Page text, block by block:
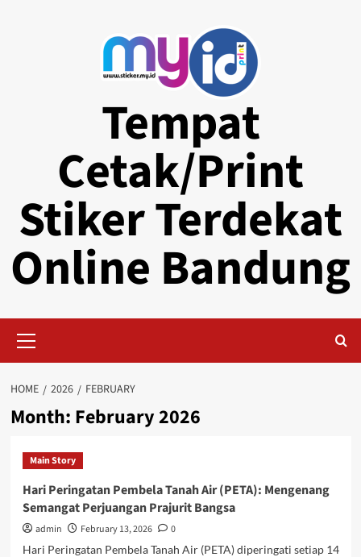
Tempat
Cetak/Print
Stiker Terdekat
Online Bandung
Menu
HOME 2026 FEBRUARY
Month: February 2026
Main Story
Hari Peringatan Pembela Tanah Air (PETA): Mengenang
Semangat Perjuangan Prajurit Bangsa
admin February 13, 2026
0
Hari Peringatan Pembela Tanah Air (PETA) diperingati setiap 14